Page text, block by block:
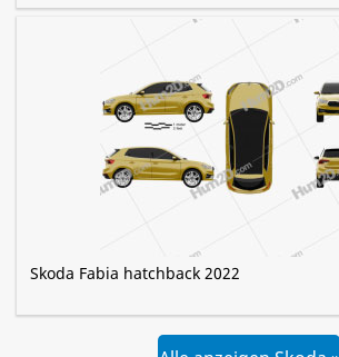
Skoda Fabia hatchback 2022